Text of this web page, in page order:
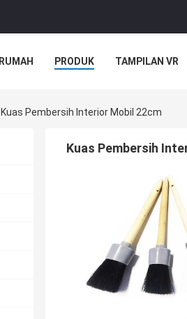
RUMAH PRODUK TAMPILAN VR
Kuas Pembersih Interior Mobil 22cm
Kuas Pembersih